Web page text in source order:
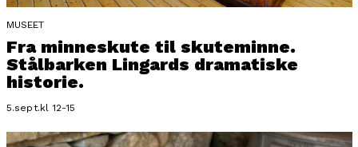
MUSEET
Fra minneskute til skuteminne.
Stålbarken Lingards dramatiske
historie.
5.sept.kl 12-15